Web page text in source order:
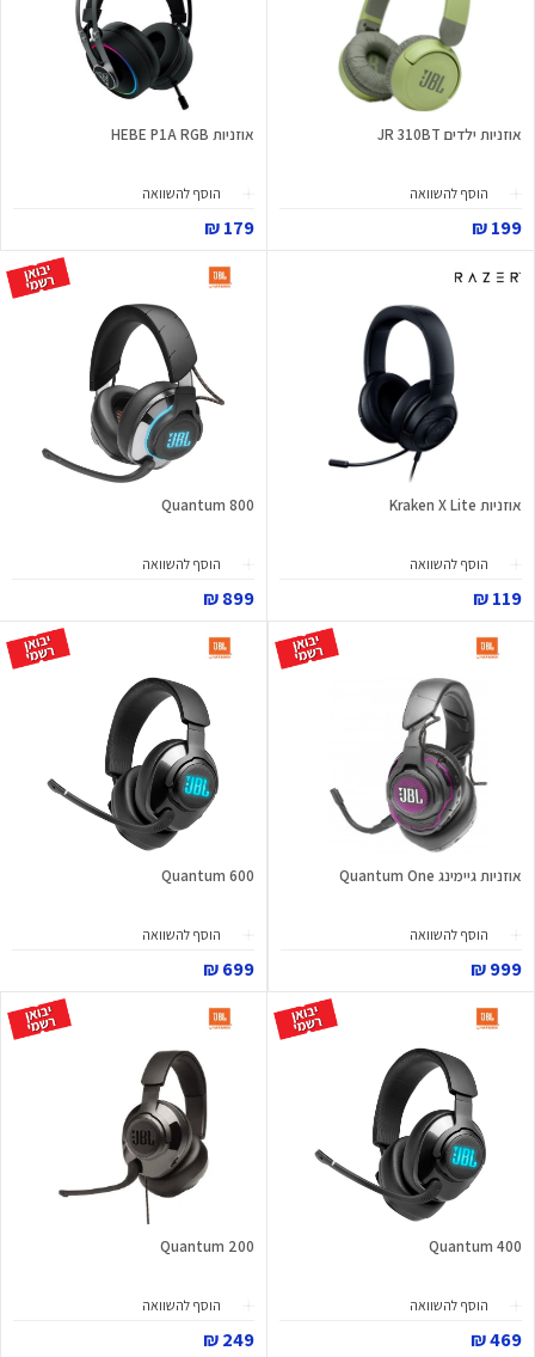
אוזניות ילדים JR 310BT
הוסף להשוואה
199 ₪
אוזניות HEBE P1A RGB
הוסף להשוואה
179 ₪
אוזניות Kraken X Lite
הוסף להשוואה
119 ₪
Quantum 800
הוסף להשוואה
899 ₪
אוזניות גיימינג Quantum One
הוסף להשוואה
999 ₪
Quantum 600
הוסף להשוואה
699 ₪
Quantum 400
הוסף להשוואה
469 ₪
Quantum 200
הוסף להשוואה
249 ₪